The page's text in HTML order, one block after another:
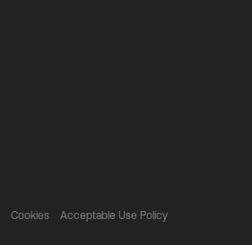
Cookies Acceptable Use Policy